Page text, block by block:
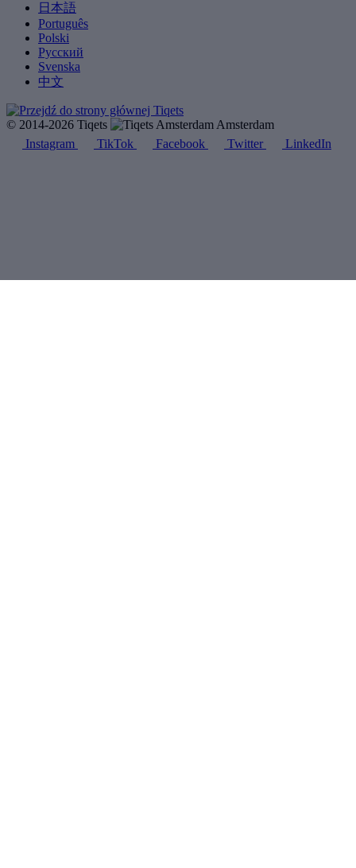
日本語
Português
Polski
Русский
Svenska
中文
© 2014-2026 Tiqets
Amsterdam
Instagram
TikTok Facebook Twitter LinkedIn